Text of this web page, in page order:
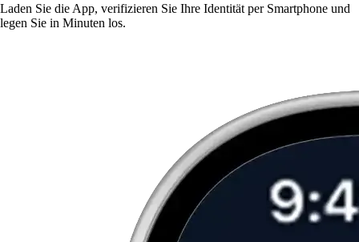
Laden Sie die App, verifizieren Sie Ihre Identität per Smartphone und
legen Sie in Minuten los.